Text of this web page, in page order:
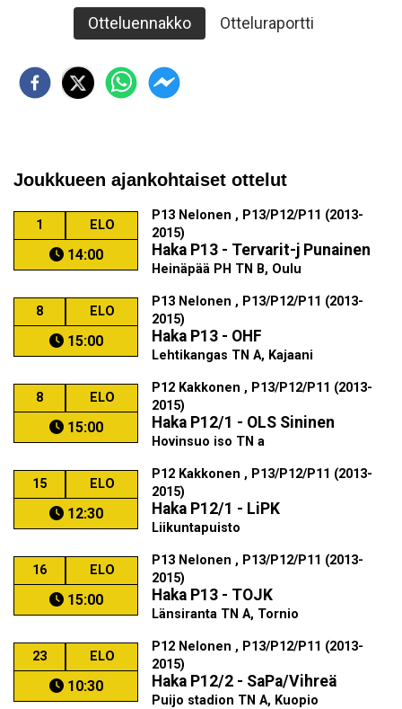
Otteluennakko Otteluraportti
Joukkueen ajankohtaiset ottelut
1 ELO
14:00
P13 Nelonen , P13/P12/P11 (2013-
2015)
Haka P13 - Tervarit-j Punainen
Heinäpää PH TN B, Oulu
8 ELO
15:00
P13 Nelonen , P13/P12/P11 (2013-
2015)
Haka P13 - OHF
Lehtikangas TN A, Kajaani
8 ELO
15:00
P12 Kakkonen , P13/P12/P11 (2013-
2015)
Haka P12/1 - OLS Sininen
Hovinsuo iso TN a
15 ELO
12:30
P12 Kakkonen , P13/P12/P11 (2013-
2015)
Haka P12/1 - LiPK
Liikuntapuisto
16 ELO
15:00
P13 Nelonen , P13/P12/P11 (2013-
2015)
Haka P13 - TOJK
Länsiranta TN A, Tornio
23 ELO
10:30
P12 Nelonen , P13/P12/P11 (2013-
2015)
Haka P12/2 - SaPa/Vihreä
Puijo stadion TN A, Kuopio